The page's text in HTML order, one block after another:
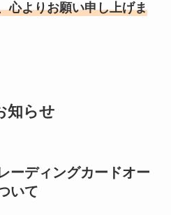
心よりお願い申し上げま
知らせ
ーディングカードオー
いて